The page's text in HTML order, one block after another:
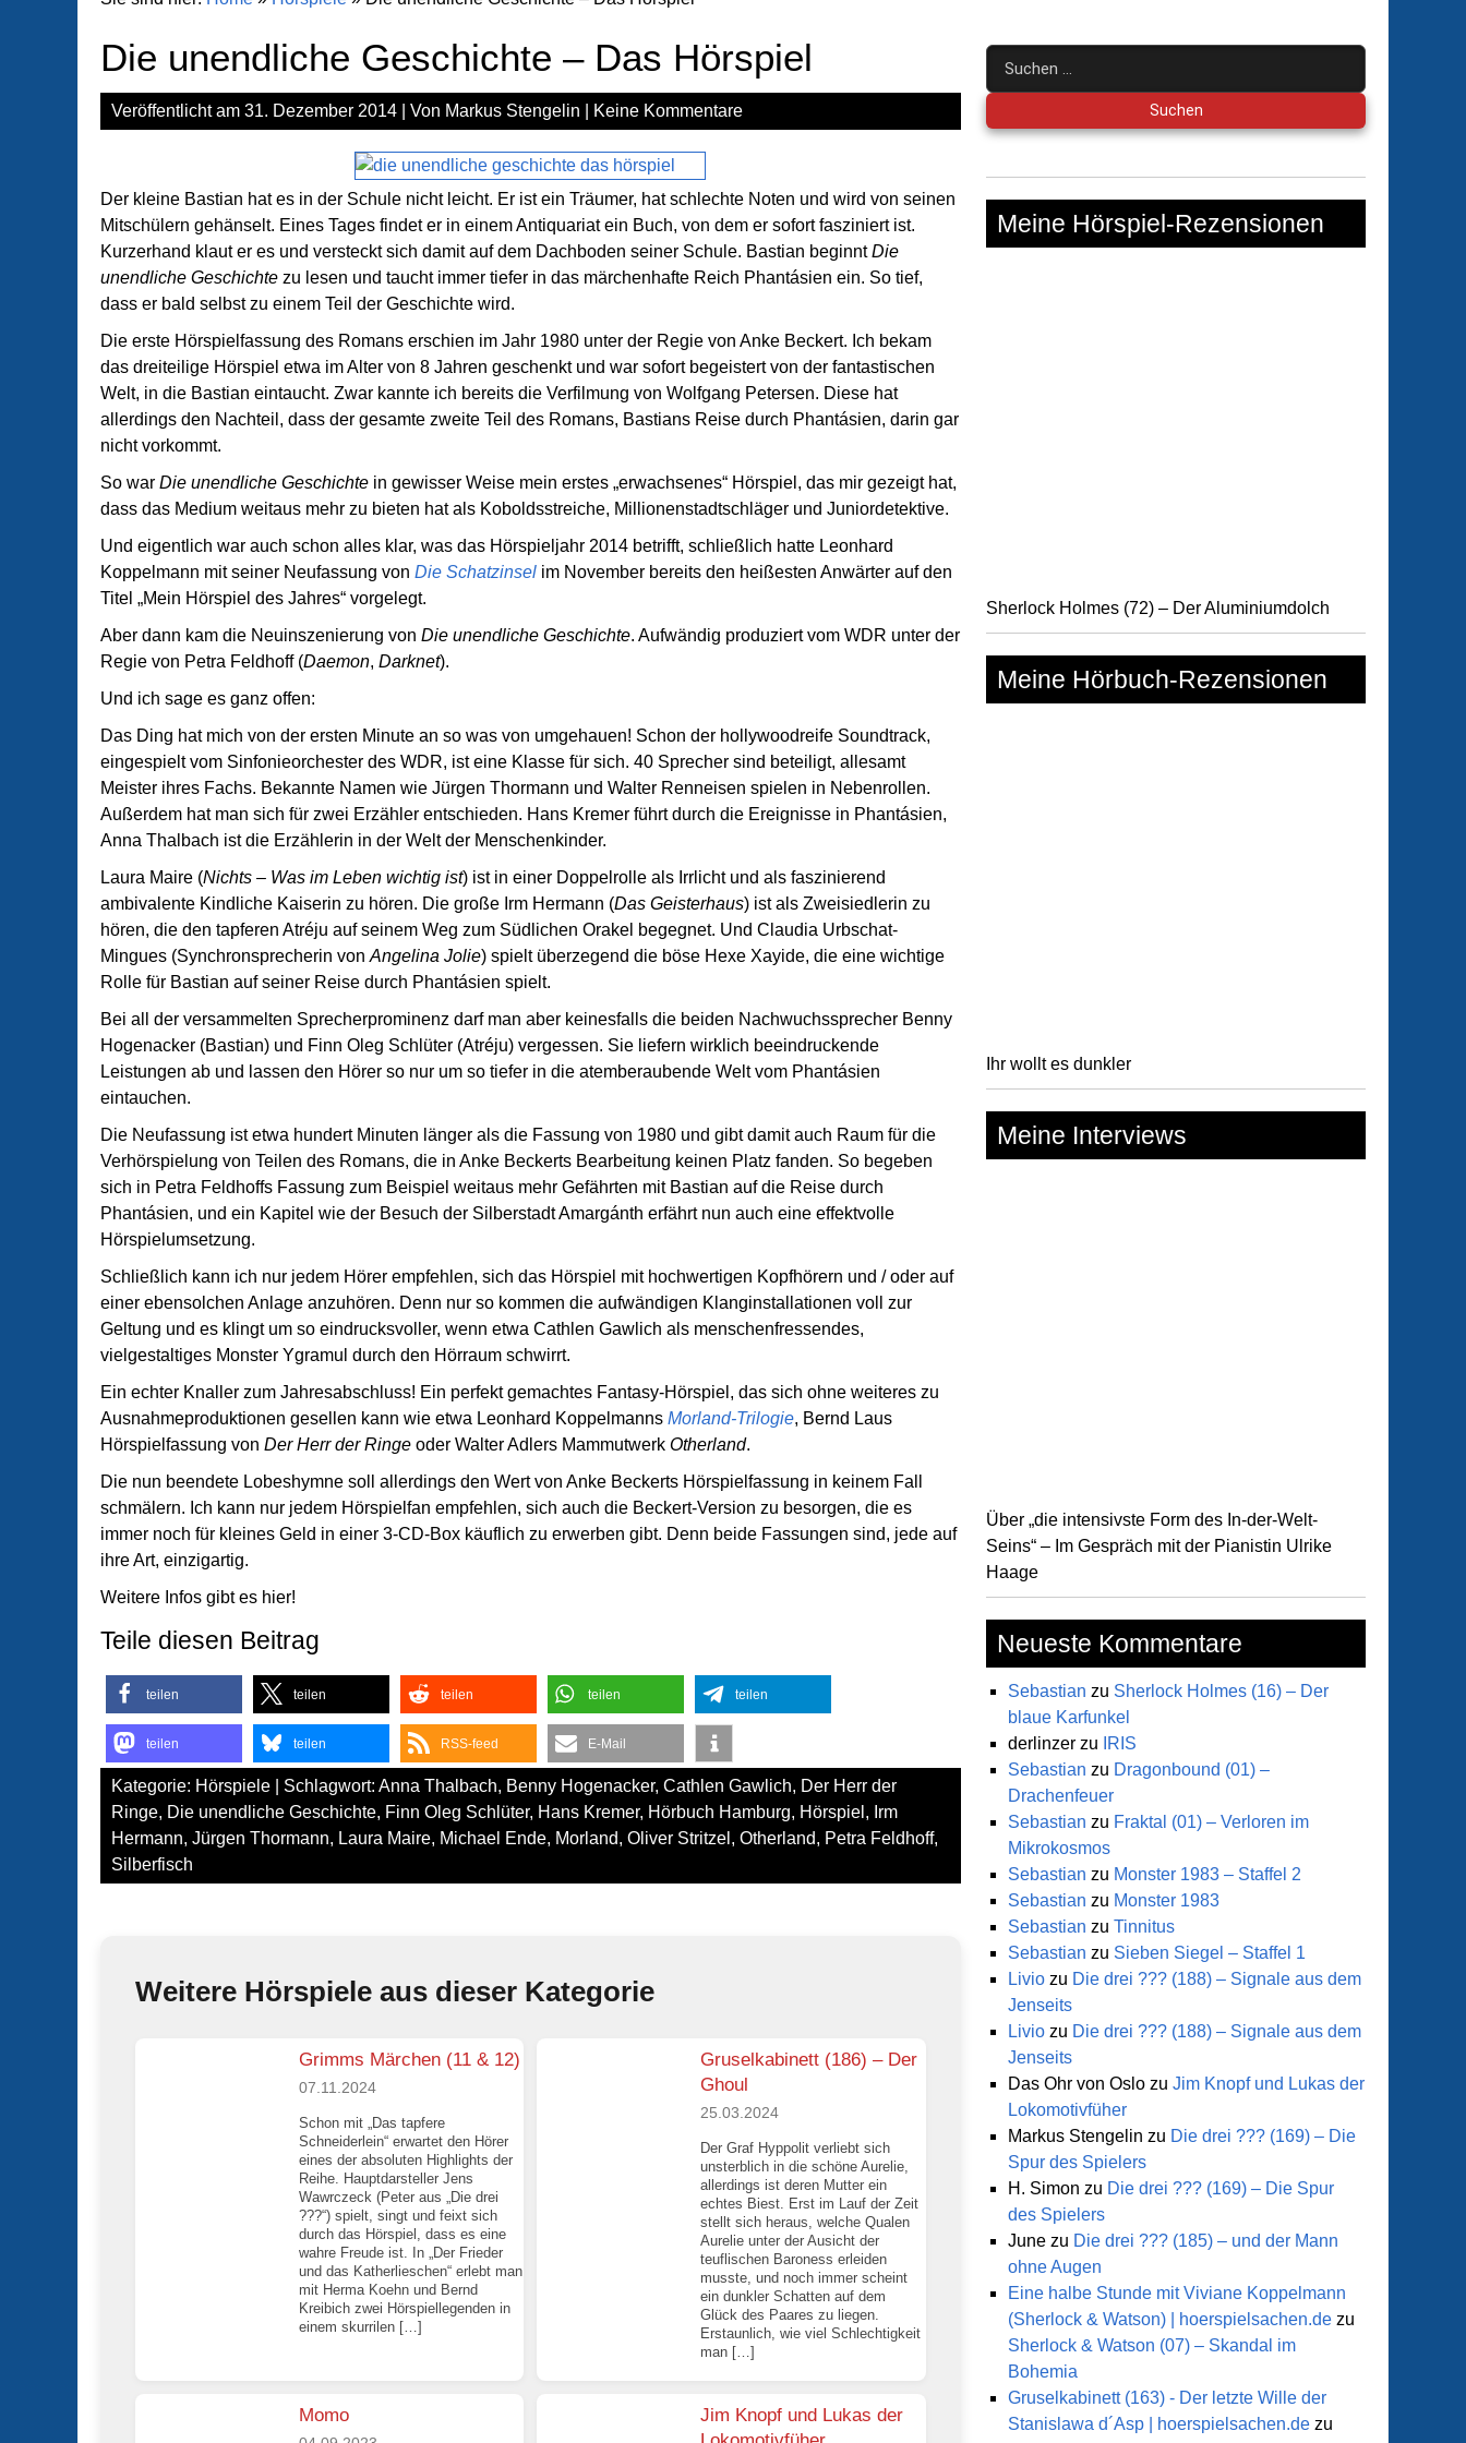
Die unendliche Geschichte – Das Hörspiel
Veröffentlicht am 31. Dezember 2014 | Von Markus Stengelin Keine Kommentare
Der kleine Bastian hat es in der Schule nicht leicht. Er ist ein Träumer, hat schlechte Noten und wird von seinen
Mitschülern gehänselt. Eines Tages findet er in einem Antiquariat ein Buch, von dem er sofort fasziniert ist.
Kurzerhand klaut er es und versteckt sich damit auf dem Dachboden seiner Schule. Bastian beginntDie
unendliche Geschichte zu lesen und taucht immer tiefer in das märchenhafte Reich Phantásien ein. So tief,
dass er bald selbst zu einem Teil der Geschichte wird.
Die erste Hörspielfassung des Romans erschien im Jahr 1980 unter der Regie von Anke Beckert. Ich bekam
das dreiteilige Hörspiel etwa im Alter von 8 Jahren geschenkt und war sofort begeistert von der fantastischen
Welt, in die Bastian eintaucht. Zwar kannte ich bereits die Verfilmung von Wolfgang Petersen. Diese hat
allerdings den Nachteil, dass der gesamte zweite Teil des Romans, Bastians Reise durch Phantásien, darin gar
nicht vorkommt.
So war Die unendliche Geschichte in gewisser Weise mein erstes „erwachsenes“ Hörspiel, das mir gezeigt hat,
dass das Medium weitaus mehr zu bieten hat als Koboldsstreiche, Millionenstadtschläger und Juniordetektive.
Und eigentlich war auch schon alles klar, was das Hörspieljahr 2014 betrifft, schließlich hatte Leonhard
Koppelmann mit seiner Neufassung von Die Schatzinsel im November bereits den heißesten Anwärter auf den
Titel „Mein Hörspiel des Jahres“ vorgelegt.
Aber dann kam die Neuinszenierung von Die unendliche Geschichte. Aufwändig produziert vom WDR unter der
Regie von Petra Feldhoff (Daemon, Darknet).
Und ich sage es ganz offen:
Das Ding hat mich von der ersten Minute an so was von umgehauen! Schon der hollywoodreife Soundtrack,
eingespielt vom Sinfonieorchester des WDR, ist eine Klasse für sich. 40 Sprecher sind beteiligt, allesamt
Meister ihres Fachs. Bekannte Namen wie Jürgen Thormann und Walter Renneisen spielen in Nebenrollen.
Außerdem hat man sich für zwei Erzähler entschieden. Hans Kremer führt durch die Ereignisse in Phantásien,
Anna Thalbach ist die Erzählerin in der Welt der Menschenkinder.
Laura Maire (Nichts – Was im Leben wichtig ist) ist in einer Doppelrolle als Irrlicht und als faszinierend
ambivalente Kindliche Kaiserin zu hören. Die große Irm Hermann (Das Geisterhaus) ist als Zweisiedlerin zu
hören, die den tapferen Atréju auf seinem Weg zum Südlichen Orakel begegnet. Und Claudia Urbschat-
Mingues (Synchronsprecherin von Angelina Jolie) spielt überzegend die böse Hexe Xayide, die eine wichtige
Rolle für Bastian auf seiner Reise durch Phantásien spielt.
Bei all der versammelten Sprecherprominenz darf man aber keinesfalls die beiden Nachwuchssprecher Benny
Hogenacker (Bastian) und Finn Oleg Schlüter (Atréju) vergessen. Sie liefern wirklich beeindruckende
Leistungen ab und lassen den Hörer so nur um so tiefer in die atemberaubende Welt vom Phantásien
eintauchen.
Die Neufassung ist etwa hundert Minuten länger als die Fassung von 1980 und gibt damit auch Raum für die
Verhörspielung von Teilen des Romans, die in Anke Beckerts Bearbeitung keinen Platz fanden. So begeben
sich in Petra Feldhoffs Fassung zum Beispiel weitaus mehr Gefährten mit Bastian auf die Reise durch
Phantásien, und ein Kapitel wie der Besuch der Silberstadt Amargánth erfährt nun auch eine effektvolle
Hörspielumsetzung.
Schließlich kann ich nur jedem Hörer empfehlen, sich das Hörspiel mit hochwertigen Kopfhörern und / oder auf
einer ebensolchen Anlage anzuhören. Denn nur so kommen die aufwändigen Klanginstallationen voll zur
Geltung und es klingt um so eindrucksvoller, wenn etwa Cathlen Gawlich als menschenfressendes,
vielgestaltiges Monster Ygramul durch den Hörraum schwirrt.
Ein echter Knaller zum Jahresabschluss! Ein perfekt gemachtes Fantasy-Hörspiel, das sich ohne weiteres zu
Ausnahmeproduktionen gesellen kann wie etwa Leonhard Koppelmanns Morland-Trilogie, Bernd Laus
Hörspielfassung von Der Herr der Ringe oder Walter Adlers Mammutwerk Otherland.
Die nun beendete Lobeshymne soll allerdings den Wert von Anke Beckerts Hörspielfassung in keinem Fall
schmälern. Ich kann nur jedem Hörspielfan empfehlen, sich auch die Beckert-Version zu besorgen, die es
immer noch für kleines Geld in einer 3-CD-Box käuflich zu erwerben gibt. Denn beide Fassungen sind, jede auf
ihre Art, einzigartig.
Weitere Infos gibt es hier!
Teile diesen Beitrag
teilen teilen teilen teilen teilen
teilen teilen RSS-feed E-Mail
Kategorie: Hörspiele | Schlagwort: Anna Thalbach, Benny Hogenacker, Cathlen Gawlich, Der Herr der
Ringe, Die unendliche Geschichte, Finn Oleg Schlüter, Hans Kremer, Hörbuch Hamburg, Hörspiel , Irm
Hermann, Jürgen Thormann, Laura Maire, Michael Ende, Morland, Oliver Stritzel , Otherland, Petra Feldhoff,
Silberfisch
Weitere Hörspiele aus dieser Kategorie
Grimms Märchen (11 & 12)
07.11.2024
Schon mit „Das tapfere
Schneiderlein“ erwartet den Hörer
eines der absoluten Highlights der
Reihe. Hauptdarsteller Jens
Wawrczeck (Peter aus „Die drei
???“) spielt, singt und feixt sich
durch das Hörspiel, dass es eine
wahre Freude ist. In „Der Frieder
und das Katherlieschen“ erlebt man
mit Herma Koehn und Bernd
Kreibich zwei Hörspiellegenden in
einem skurrilen […]
Gruselkabinett (186) – Der
Ghoul
25.03.2024
Der Graf Hyppolit verliebt sich
unsterblich in die schöne Aurelie,
allerdings ist deren Mutter ein
echtes Biest. Erst im Lauf der Zeit
stellt sich heraus, welche Qualen
Aurelie unter der Ausicht der
teuflischen Baroness erleiden
musste, und noch immer scheint
ein dunkler Schatten auf dem
Glück des Paares zu liegen.
Erstaunlich, wie viel Schlechtigkeit
man […]
Momo
Jim Knopf und Lukas der
Suchen
nach:
Meine Hörspiel-Rezensionen
Sherlock Holmes (72) – Der Aluminiumdolch
Meine Hörbuch-Rezensionen
Ihr wollt es dunkler
Meine Interviews
Über „die intensivste Form des In-der-Welt-
Seins“ – Im Gespräch mit der Pianistin Ulrike
Haage
Neueste Kommentare
Sebastian zu Sherlock Holmes (16) – Der
blaue Karfunkel
derlinzer zu
IRIS
Sebastian zu Dragonbound (01) –
Drachenfeuer
Sebastian zu Fraktal (01) – Verloren im
Mikrokosmos
Sebastian zu Monster 1983 – Staffel 2
Sebastian zu Monster 1983
Sebastian zu Tinnitus
Sebastian zu Sieben Siegel – Staffel 1
Livio zu Die drei ??? (188) – Signale aus dem
Jenseits
Livio zu Die drei ??? (188) – Signale aus dem
Jenseits
Das Ohr von Oslo zu Jim Knopf und Lukas der
Lokomotivfüher
Markus Stengelin zu Die drei ??? (169) – Die
Spur des Spielers
H. Simon zu Die drei ??? (169) – Die Spur
des Spielers
June zu Die drei ??? (185) – und der Mann
ohne Augen
Eine halbe Stunde mit Viviane Koppelmann
(Sherlock & Watson) | hoerspielsachen.de zu
Sherlock & Watson (07) – Skandal im
Bohemia
Gruselkabinett (163) - Der letzte Wille der
Stanislawa d´Asp | hoerspielsachen.de zu